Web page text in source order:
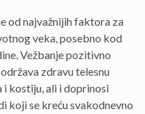
od najvažnijih faktora za
veka, posebno kod
Vežbanje pozitivno
zdravu telesnu
i kostiju, ali i doprinosi
koji se kreću svakodnevno